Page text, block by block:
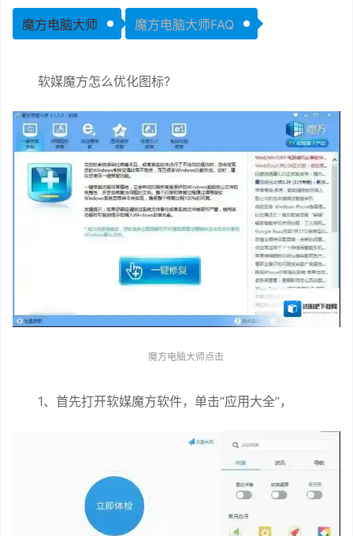
魔方电脑大师 魔方电脑大师FAQ
软媒魔方怎么优化图标?
魔方电脑大师点击
1、首先打开软媒魔方软件，单击“应用大全”，